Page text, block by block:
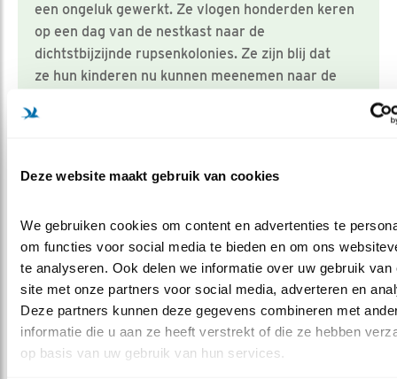
Deze website maakt gebruik van cookies
We gebruiken cookies om content en advertenties te
om functies voor social media te bieden en om ons
te analyseren. Ook delen we informatie over uw gebruik van
site met onze partners voor social media, adverteren en
Deze partners kunnen deze gegevens combineren met
informatie die u aan ze heeft verstrekt of die ze hebben
op basis van uw gebruik van hun services.
een ongeluk gewerkt. Ze vlogen honderden keren
op een dag van de nestkast naar de
dichtstbijzijnde rupsenkolonies. Ze zijn blij dat
ze hun kinderen nu kunnen meenemen naar de
soms plotseling stil in je tuin!
Als je in het voorjaar wat vrolijke roepjes hoort,
gevolgd door een helder ‘belletje’, dan luister je naar de
voorjaarsroep van de pimpelmees. Het is een helder en
fijn rinkelend belletje. Maar pimpelmezen kunnen ook
koolmeesachtig schelden en allerlei andere roepjes
laten horen. Maar het belletje dat al in februari te horen
is, komt veelvuldig terug. Wie het kent, hoort ineens